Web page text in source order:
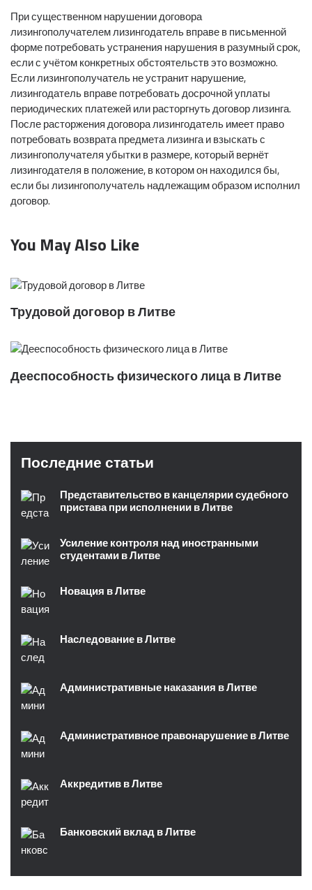
При существенном нарушении договора
лизингополучателем лизингодатель вправе в письменной
форме потребовать устранения нарушения в разумный срок,
если с учётом конкретных обстоятельств это возможно.
Если лизингополучатель не устранит нарушение,
лизингодатель вправе потребовать досрочной уплаты
периодических платежей или расторгнуть договор лизинга.
После расторжения договора лизингодатель имеет право
потребовать возврата предмета лизинга и взыскать с
лизингополучателя убытки в размере, который вернёт
лизингодателя в положение, в котором он находился бы,
если бы лизингополучатель надлежащим образом исполнил
договор.
You May Also Like
Трудовой договор в Литве
Дееспособность физического лица в Литве
Последние статьи
Представительство в канцелярии судебного
пристава при исполнении в Литве
Усиление контроля над иностранными
студентами в Литве
Новация в Литве
Наследование в Литве
Административные наказания в Литве
Административное правонарушение в Литве
Аккредитив в Литве
Банковский вклад в Литве